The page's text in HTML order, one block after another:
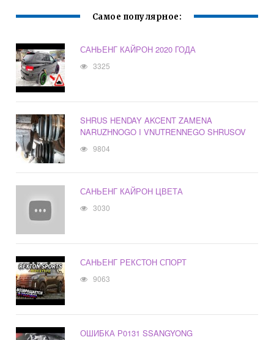
Самое популярное:
САНЬЕНГ КАЙРОН 2020 ГОДА
3325
SHRUS HENDAY AKCENT ZAMENA
NARUZHNOGO I VNUTRENNEGO SHRUSOV
9804
САНЬЕНГ КАЙРОН ЦВЕТА
3030
САНЬЕНГ РЕКСТОН СПОРТ
9063
ОШИБКА Р0131 SSANGYONG